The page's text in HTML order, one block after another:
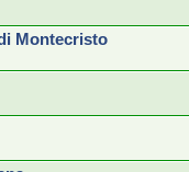
Montecristo